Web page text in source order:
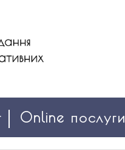
Online послуги